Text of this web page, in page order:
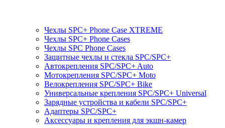
Чехлы SPC+ Phone Case XTREME
Чехлы SPC+ Phone Cases
Чехлы SPС Phone Cases
Защитные чехлы и стекла SPC/SPC+
Автокрепления SPС/SPC+ Auto
Мотокрепления SPС/SPC+ Moto
Велокрепления SPС/SPC+ Bike
Универсальные крепления SPС/SPC+ Universal
Зарядные устройства и кабели SPC/SPC+
Адаптеры SPC/SPC+
Аксессуары и крепления для экшн-камер